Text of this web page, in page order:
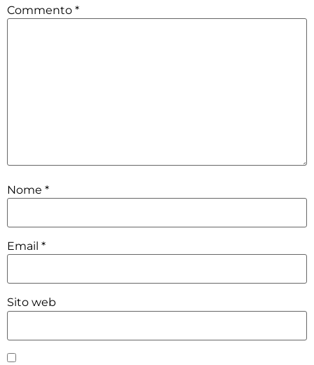
Commento *
Nome *
Email *
Sito web